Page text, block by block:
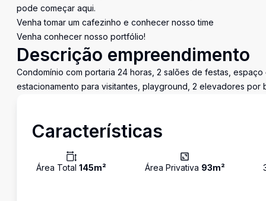
pode começar aqui.
Venha tomar um cafezinho e conhecer nosso time
Venha conhecer nosso portfólio!
Descrição empreendimento
Condomínio com portaria 24 horas, 2 salões de festas,
estacionamento para visitantes, playground, 2 elevadores por
Características
Área Total 145m² Área Privativa 93m²